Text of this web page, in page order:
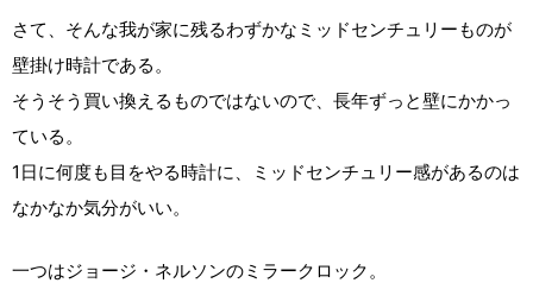
さて、そんな我が家に残るわずかなミッドセンチュリーものが
壁掛け時計である。
そうそう買い換えるものではないので、長年ずっと壁にかかっ
ている。
1日に何度も目をやる時計に、ミッドセンチュリー感があるのは
なかなか気分がいい。
一つはジョージ・ネルソンのミラークロック。